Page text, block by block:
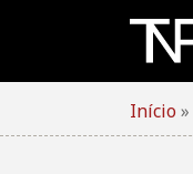
Início»